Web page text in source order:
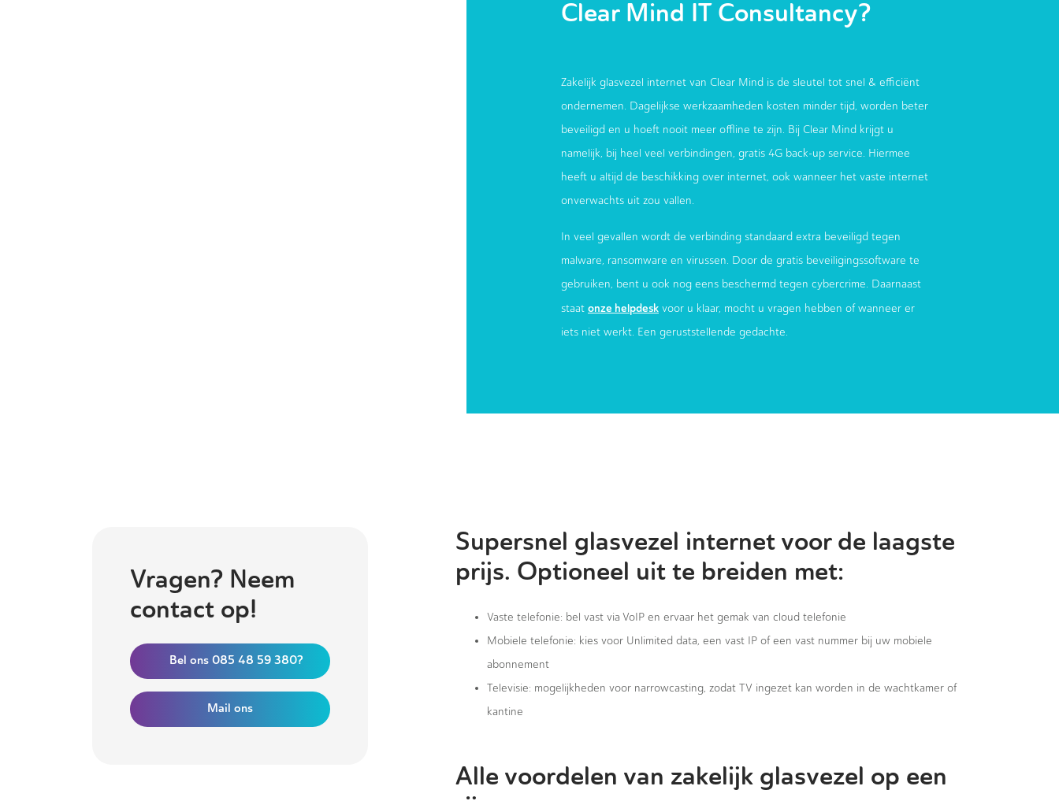
Clear Mind IT Consultancy?
Zakelijk glasvezel internet van Clear Mind is de sleutel tot snel & efficiënt
ondernemen. Dagelijkse werkzaamheden kosten minder tijd, worden beter
beveiligd en u hoeft nooit meer offline te zijn. Bij Clear Mind krijgt u
namelijk, bij heel veel verbindingen, gratis 4G back-up service. Hiermee
heeft u altijd de beschikking over internet, ook wanneer het vaste internet
onverwachts uit zou vallen.
In veel gevallen wordt de verbinding standaard extra beveiligd tegen
malware, ransomware en virussen. Door de gratis beveiligingssoftware te
gebruiken, bent u ook nog eens beschermd tegen cybercrime. Daarnaast
staat onze helpdesk voor u klaar, mocht u vragen hebben of wanneer er
iets niet werkt. Een geruststellende gedachte.
Vragen? Neem
contact op!
Bel ons 085 48 59 380?
Mail ons
Supersnel glasvezel internet voor de laagste
prijs. Optioneel uit te breiden met:
Vaste telefonie: bel vast via VoIP en ervaar het gemak van cloud telefonie
Mobiele telefonie: kies voor Unlimited data, een vast IP of een vast nummer bij uw mobiele
abonnement
Televisie: mogelijkheden voor narrowcasting, zodat TV ingezet kan worden in de wachtkamer of
kantine
Alle voordelen van zakelijk glasvezel op een